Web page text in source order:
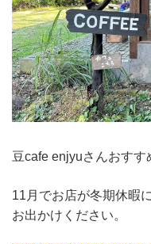
豆cafe enjyuさんおすす
11月でお店が冬期休暇
お出かけください。